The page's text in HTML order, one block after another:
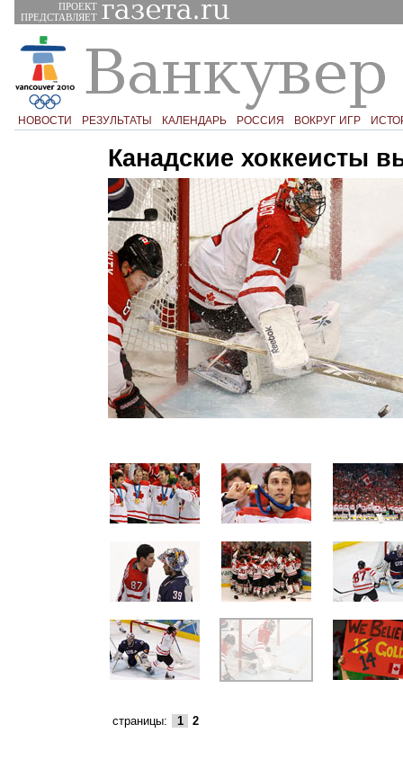
ПРОЕКТ
ПРЕДСТАВЛЯЕТ
НОВОСТИ РЕЗУЛЬТАТЫ КАЛЕНДАРЬ РОССИЯ ВОКРУГ ИГР
Канадские хоккеисты
страницы: 1 2